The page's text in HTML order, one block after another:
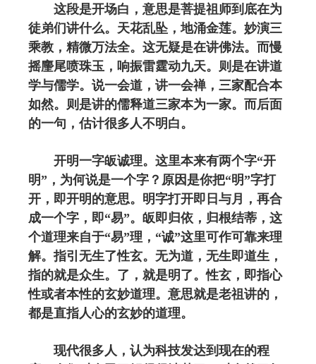
这段是开场白，意思是菩提祖师到底在为
徒弟们讲什么。天花乱坠，地涌金莲。妙演三
乘教，精微万法全。这无疑是在讲佛法。而慢
摇麈尾喷珠玉，响振雷霆动九天。则是在讲道
学与儒学。说一会道，讲一会禅，三家配合本
如然。则是讲的儒释道三家本为一家。而后面
的一句，估计很多人不明白。
开明一字皈诚理。这里本来有两个字“开
明”，为何说是一个字？原因是你把“明”字打
开，即开明的意思。明字打开即日与月，再合
成一个字，即“易”。皈即归依，归根结蒂，这
个道理来自于“易”理，“诚”这里可作可靠来理
解。指引无生了性玄。无为道，无生即道生，
指的就是众生。了，就是明了。性玄，即指心
性或者本性的玄妙道理。意思就是老祖讲的，
都是直指人心的玄妙的道理。
现代很多人，认为科技发达到现在的程